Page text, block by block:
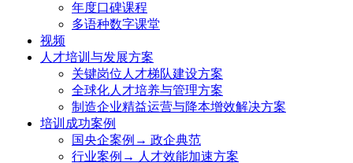
年度口碑课程
多语种数字课堂
视频
人才培训与发展方案
关键岗位人才梯队建设方案
全球化人才培养与管理方案
制造企业精益运营与降本增效解决方案
培训成功案例
国央企案例→ 政企典范
行业案例→ 人才效能加速方案